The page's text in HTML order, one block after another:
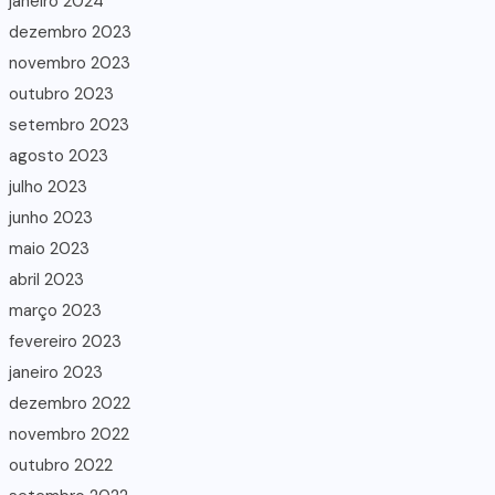
dezembro 2023
novembro 2023
outubro 2023
setembro 2023
agosto 2023
julho 2023
junho 2023
maio 2023
abril 2023
março 2023
fevereiro 2023
janeiro 2023
dezembro 2022
novembro 2022
outubro 2022